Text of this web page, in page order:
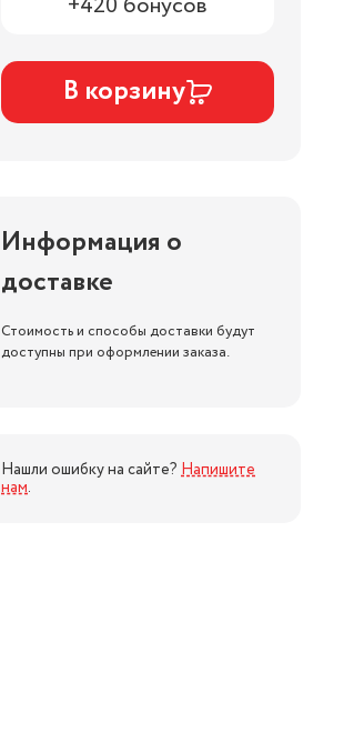
В корзину
Информация о
доставке
Стоимость и способы доставки будут
доступны при оформлении заказа.
Нашли ошибку на сайте? Напишите
нам.